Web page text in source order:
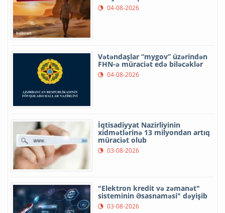
04-08-2026
Vətəndaşlar “mygov” üzərindən
FHN-ə müraciət edə biləcəklər
04-08-2026
İqtisadiyyat Nazirliyinin
xidmətlərinə 13 milyondan artıq
müraciət olub
03-08-2026
"Elektron kredit və zəmanət"
sisteminin Əsasnaməsi" dəyişib
03-08-2026